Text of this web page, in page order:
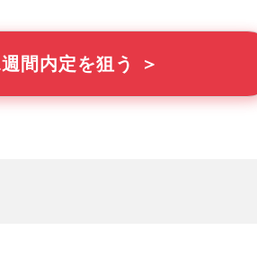
間内定を狙う ＞